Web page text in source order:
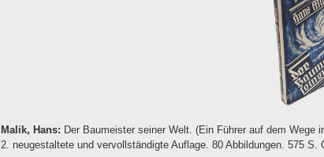
Malik, Hans: Der Baumeister seiner Welt. (Ein Führer auf dem
2. neugestaltete und vervollständigte Auflage. 80 Abbildungen. 575 S.